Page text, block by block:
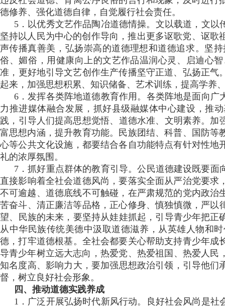
德修养 、强化道德自律，自觉履行社会责任。
5．以优秀文艺作品陶冶道德情操。文以载道 ，文以
坚持以人民为中心的创作导向，推出更多讴歌党、讴歌祖
声传播真善美，弘扬崇高的道德理想和道德追求 。坚持把
俗、媚俗，用健康向上的文艺作品温润心灵、启迪心
准，更好地引导文艺创作生产传播坚守正道、弘扬正气
起来 ，加强思想积累、知识储备、艺术训练，提高学养
6．发挥各类阵地道德教育作用。各类阵地是面向广
力推进媒体融合发展，抓好县级融媒体中心建设，
践，引导人们提高思想觉悟、道德水准 、文明素养
富思想内涵 ，提升教育功能 。民族团结、科普 、国防等
心等公共文化设施，都要结合各自功能特点有针对性地开
礼的浓厚氛围。
7．抓好重点群体的教育引导。公民道德建设既要面
直接影响着全社会道德风尚 ，要落实全面从严治党要求 
不可逾越、道德底线不可触碰 ，在严肃规范的党内政治生
苦奋斗 、清正廉洁等品格，正心修身 、慎独慎微，
望、民族的未来，要坚持从娃娃抓起，引导青少年把
从中华民族传统美德中汲取道德滋养，从英雄人物和
德，打牢道德根基 。全社会都要关心帮助支持青少年成长
导青少年树立远大志向 ，热爱党、热爱祖国 、热爱人民
知名度高 、影响力大 ，要加强思想政治引领，引导他
督，树立良好社会形象。
四、推动道德实践养成
1．广泛开展弘扬时代新风行动 。良好社会风尚是社